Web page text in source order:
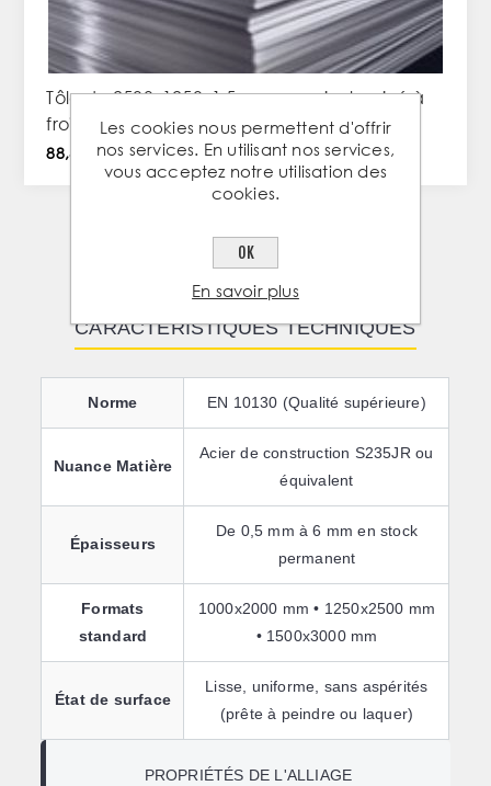
Tôle de 2500x1250x1,5mm en acier laminé à
froid
88,57 € TTC / PC
2
CARACTÉRISTIQUES TECHNIQUES
Norme EN 10130 (Qualité supérieure)
Nuance Matière
Acier de construction S235JR ou
équivalent
Épaisseurs
De 0,5 mm à 6 mm en stock
permanent
Formats
standard
1000x2000 mm • 1250x2500 mm
• 1500x3000 mm
État de surface
Lisse, uniforme, sans aspérités
(prête à peindre ou laquer)
PROPRIÉTÉS DE L'ALLIAGE
Les cookies nous permettent d'offrir
nos services. En utilisant nos services,
vous acceptez notre utilisation des
cookies.
OK
En savoir plus